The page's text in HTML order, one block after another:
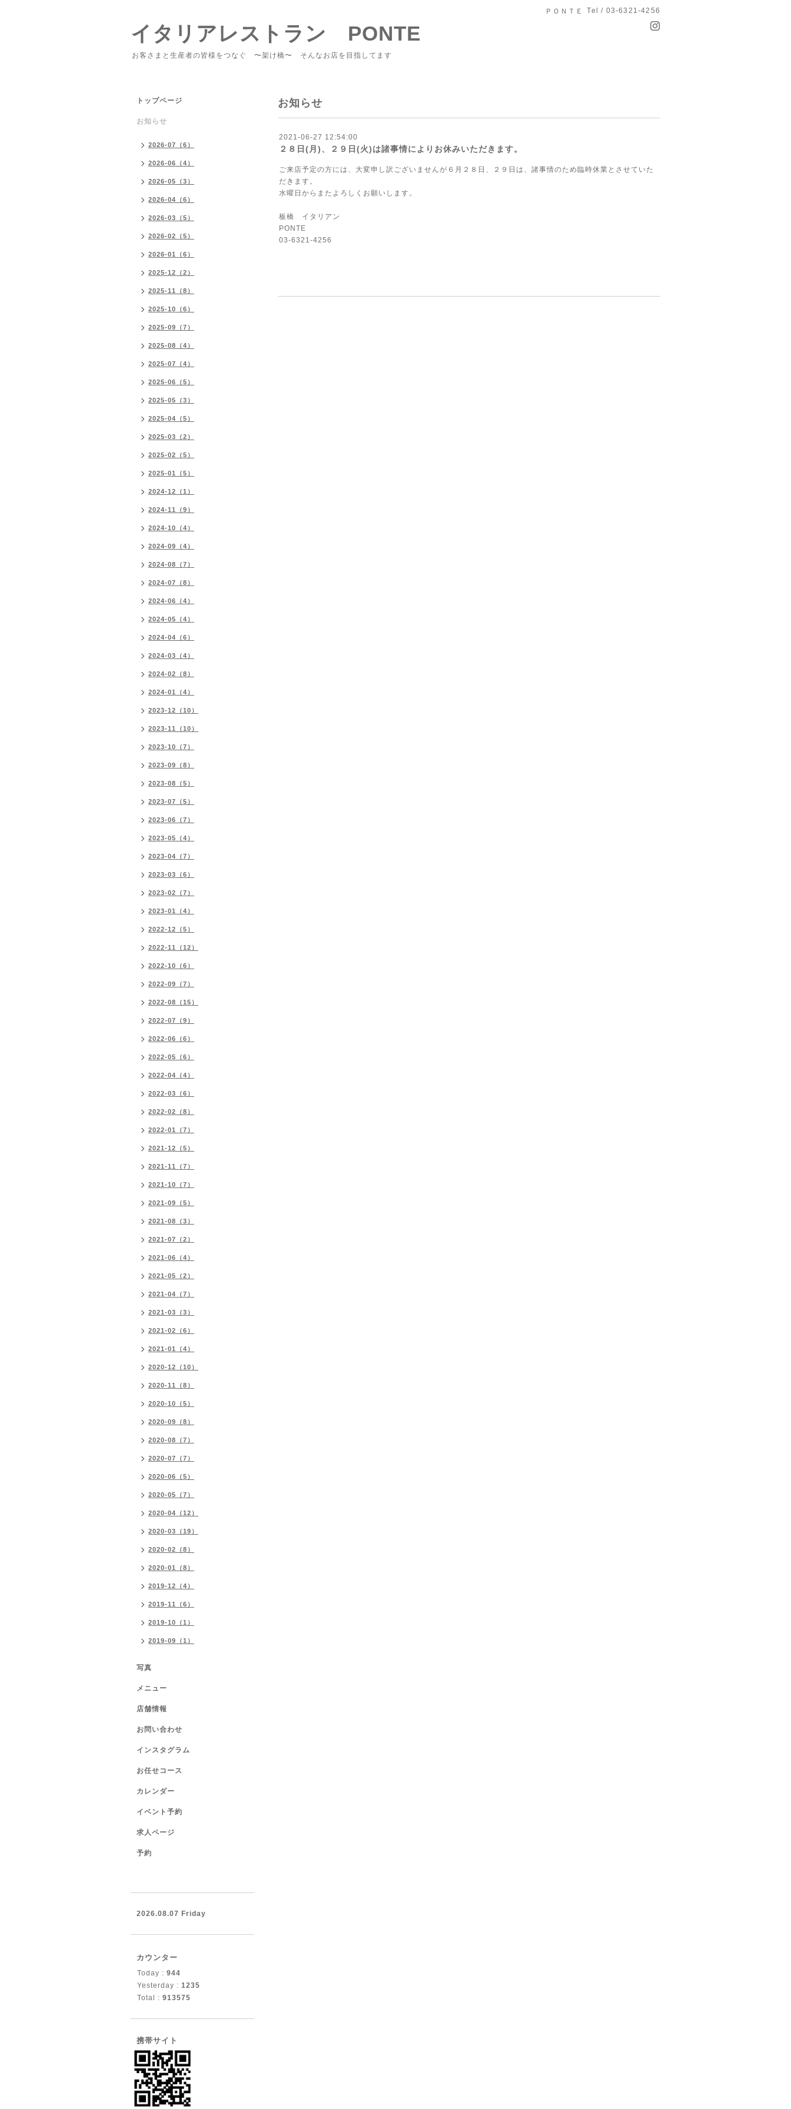
ＰＯＮＴＥ Tel / 03-6321-4256
イタリアレストラン PONTE
お客さまと生産者の皆様をつなぐ 〜架け橋〜 そんなお店を目指してます
お知らせ
2021-06-27 12:54:00
２８日(月)、２９日(火)は諸事情によりお休みいただきます。
ご来店予定の方には、大変申し訳ございませんが６月２８日、２９日は、諸事情のため臨時休業とさせていた
だきます。
水曜日からまたよろしくお願いします。
板橋 イタリアン
PONTE
03-6321-4256
トップページ
お知らせ
2026-07（6）
2026-06（4）
2026-05（3）
2026-04（6）
2026-03（5）
2026-02（5）
2026-01（6）
2025-12（2）
2025-11（8）
2025-10（6）
2025-09（7）
2025-08（4）
2025-07（4）
2025-06（5）
2025-05（3）
2025-04（5）
2025-03（2）
2025-02（5）
2025-01（5）
2024-12（1）
2024-11（9）
2024-10（4）
2024-09（4）
2024-08（7）
2024-07（8）
2024-06（4）
2024-05（4）
2024-04（6）
2024-03（4）
2024-02（8）
2024-01（4）
2023-12（10）
2023-11（10）
2023-10（7）
2023-09（8）
2023-08（5）
2023-07（5）
2023-06（7）
2023-05（4）
2023-04（7）
2023-03（6）
2023-02（7）
2023-01（4）
2022-12（5）
2022-11（12）
2022-10（6）
2022-09（7）
2022-08（15）
2022-07（9）
2022-06（6）
2022-05（6）
2022-04（4）
2022-03（6）
2022-02（8）
2022-01（7）
2021-12（5）
2021-11（7）
2021-10（7）
2021-09（5）
2021-08（3）
2021-07（2）
2021-06（4）
2021-05（2）
2021-04（7）
2021-03（3）
2021-02（6）
2021-01（4）
2020-12（10）
2020-11（8）
2020-10（5）
2020-09（8）
2020-08（7）
2020-07（7）
2020-06（5）
2020-05（7）
2020-04（12）
2020-03（19）
2020-02（8）
2020-01（8）
2019-12（4）
2019-11（6）
2019-10（1）
2019-09（1）
写真
メニュー
店舗情報
お問い合わせ
インスタグラム
お任せコース
カレンダー
イベント予約
求人ページ
予約
2026.08.07 Friday
カウンター
Today : 944
Yesterday : 1235
Total : 913575
携帯サイト